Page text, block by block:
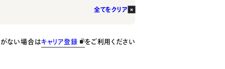
全てをクリア
ない場合はキャリア登録 をご利用ください